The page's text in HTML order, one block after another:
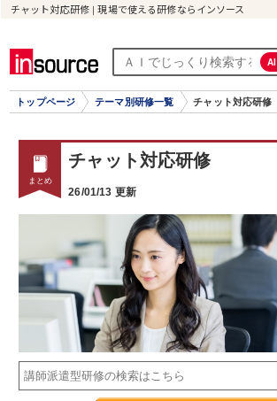
チャット対応研修 | 現場で使える研修ならインソース
AI
トップページ テーマ別研修一覧 チャット対応研修
チャット対応研修
26/01/13 更新